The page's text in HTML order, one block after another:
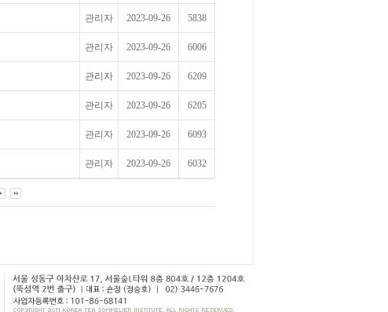
관리자 2023-09-26 5838
관리자 2023-09-26 6006
관리자 2023-09-26 6209
관리자 2023-09-26 6205
관리자 2023-09-26 6093
관리자 2023-09-26 6032